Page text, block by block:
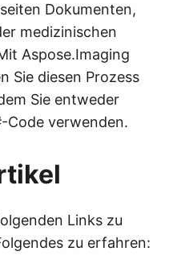
Dokumenten,
medizinischen
Aspose.Imaging
Sie diesen Prozess
Sie entweder
Code verwenden.
Links zu
zu erfahren: